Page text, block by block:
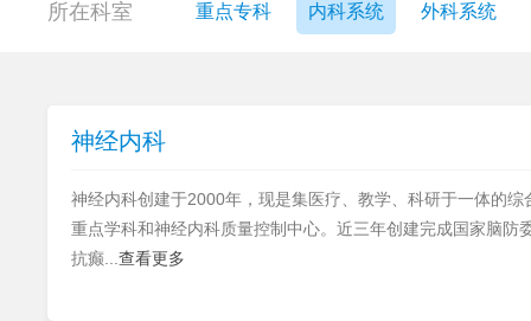
重点专科 内科系统 外科系统
神经内科
神经内科创建于2000年，现是集医疗、教学、科研于一体的综
重点学科和神经内科质量控制中心。近三年创建完成国家脑防
抗癫... 查看更多